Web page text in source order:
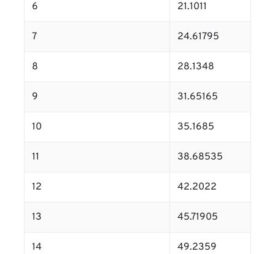
6 21.1011
7 24.61795
8 28.1348
9 31.65165
10 35.1685
11 38.68535
12 42.2022
13 45.71905
14 49.2359